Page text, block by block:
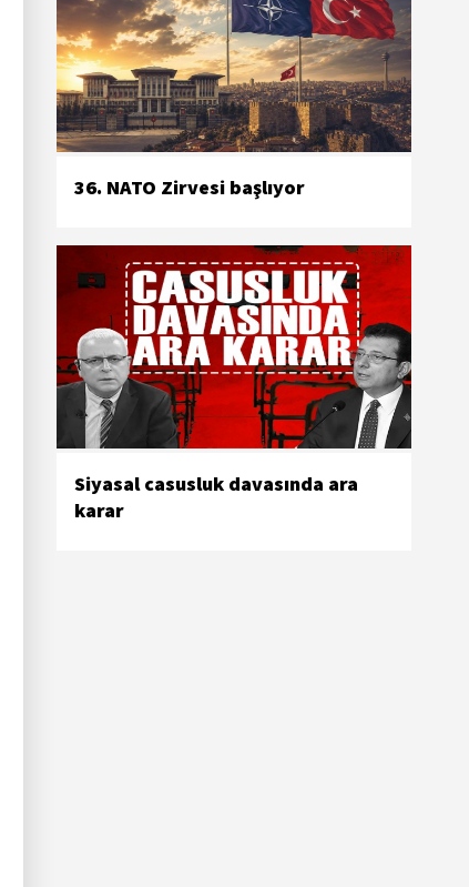
36. NATO Zirvesi başlıyor
Siyasal casusluk davasında ara
karar